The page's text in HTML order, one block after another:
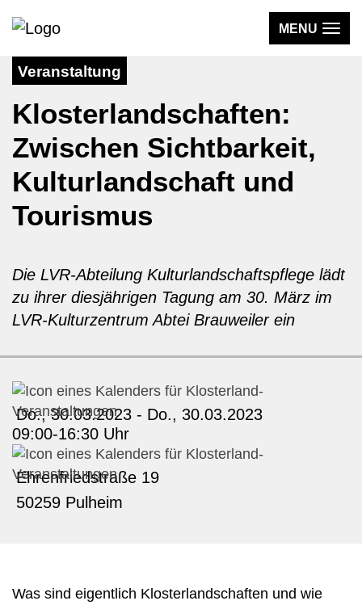
MENU
WISSEN
AKTIV & UNTERWEGS
MEDIEN
PL
Veranstaltung
Klosterlandschaften:
Zwischen Sichtbarkeit,
Kulturlandschaft und
Tourismus
Die LVR-Abteilung Kulturlandschaftspflege lädt
zu ihrer diesjährigen Tagung am 30. März im
LVR-Kulturzentrum Abtei Brauweiler ein
Do., 30.03.2023 - Do., 30.03.2023
09:00-16:30 Uhr
Ehrenfriedstraße 19
50259 Pulheim
Was sind eigentlich Klosterlandschaften und wie